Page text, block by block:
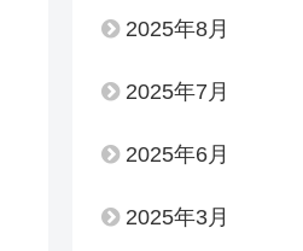
2025年8月
2025年7月
2025年6月
2025年3月